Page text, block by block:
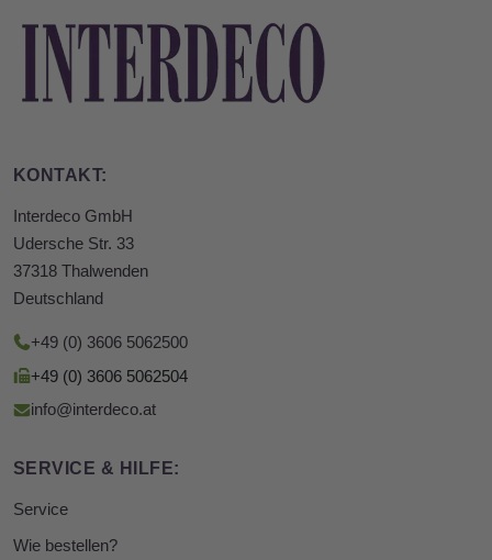
KONTAKT:
Interdeco GmbH
Udersche Str. 33
37318 Thalwenden
Deutschland
+49 (0) 3606 5062500
+49 (0) 3606 5062504
info@interdeco.at
SERVICE & HILFE:
Service
Wie bestellen?